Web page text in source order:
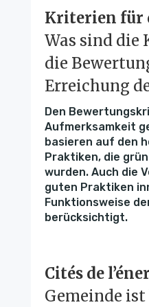
Kriterien für
Was sind die
die
Erreichung
Den
Aufmerksamkeit
basieren auf den
Praktiken, die
wurden. Auch die
guten Praktiken
Funktionsweise
berücksichtigt.
Cités de
Gemeinde